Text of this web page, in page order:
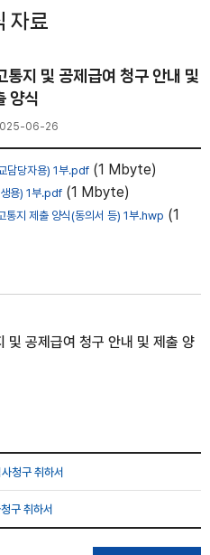
자료
통지 및 공제급여 청구 안내 및
양식
06-26
담당자용) 1부.pdf (1 Mbyte)
용) 1부.pdf (1 Mbyte)
통지 제출 양식(동의서 등) 1부.hwp (1
및 공제급여 청구 안내 및 제출 양
청구 취하서
구 취하서